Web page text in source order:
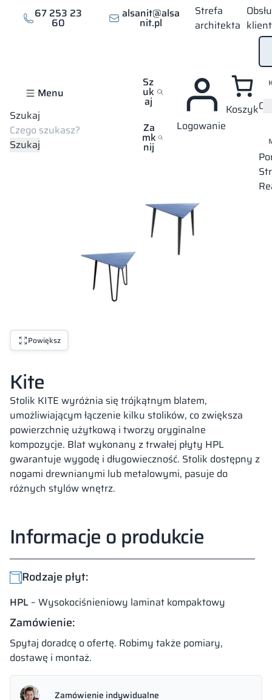
67 253 23
60
alsanit@alsa
nit.pl
Strefa
architekta
Menu
Szukaj
Szukaj
Sz
uk
aj
Za
mk
nij
Logowanie
Koszyk
Strona główna Oferta Meble kontraktowe Stoliki
Powiększ
Kite
Stolik KITE wyróżnia się trójkątnym blatem,
umożliwiającym łączenie kilku stolików, co zwiększa
powierzchnię użytkową i tworzy oryginalne
kompozycje. Blat wykonany z trwałej płyty HPL
gwarantuje wygodę i długowieczność. Stolik dostępny z
nogami drewnianymi lub metalowymi, pasuje do
różnych stylów wnętrz.
Informacje o produkcie
Rodzaje płyt:
HPL – Wysokociśnieniowy laminat kompaktowy
Zamówienie:
Spytaj doradcę o ofertę. Robimy także pomiary,
dostawę i montaż.
Zamówienie indywidualne